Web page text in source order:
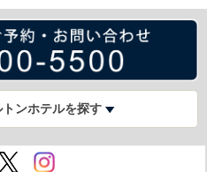
ンホテルを探す